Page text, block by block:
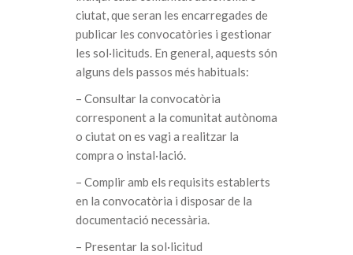
ciutat, que seran les encarregades de
publicar les convocatòries i gestionar
les sol·licituds. En general, aquests són
alguns dels passos més habituals:
– Consultar la convocatòria
corresponent a la comunitat autònoma
o ciutat on es vagi a realitzar la
compra o instal·lació.
– Complir amb els requisits establerts
en la convocatòria i disposar de la
documentació necessària.
– Presentar la sol·licitud